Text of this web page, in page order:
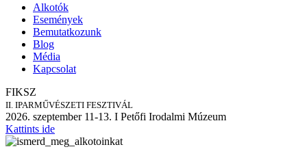
Alkotók
Események
Bemutatkozunk
Blog
Média
Kapcsolat
FIKSZ
II. IPARMŰVÉSZETI FESZTIVÁL
2026. szeptember 11-13. I Petőfi Irodalmi Múzeum
Kattints ide